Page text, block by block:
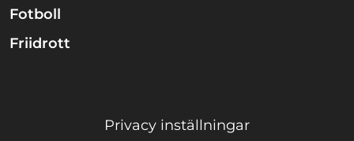
Fotboll
Friidrott
Privacy inställningar